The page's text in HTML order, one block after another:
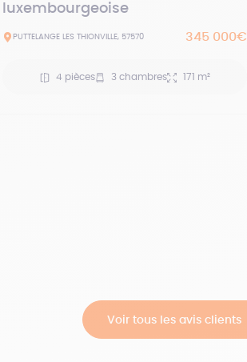
luxembourgeoise
PUTTELANGE LES THIONVILLE, 57570 345 000€
4 pièces 3 chambres 171 m²
Voir tous les avis clients